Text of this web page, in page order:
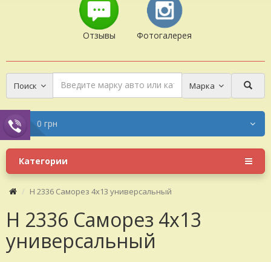
Отзывы Фотогалерея
Поиск Марка
0 грн
Категории
H 2336 Саморез 4x13 универсальный
H 2336 Саморез 4x13
универсальный